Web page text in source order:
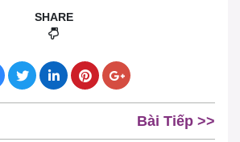
SHARE
Bài Tiếp >>